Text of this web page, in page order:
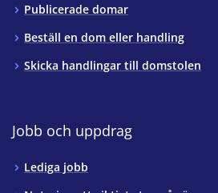
Publicerade domar
Beställ en dom eller handling
Skicka handlingar till domstolen
Jobb och uppdrag
Lediga jobb